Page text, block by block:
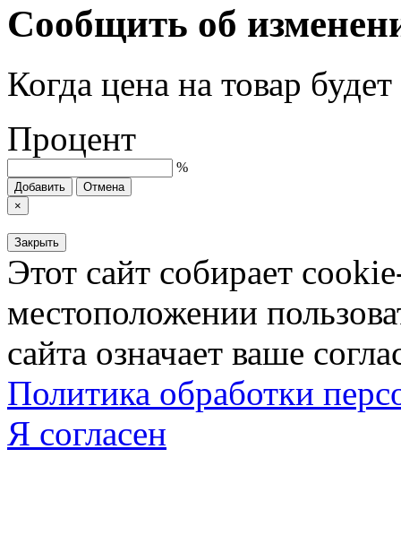
Сообщить об
Когда цена на товар
Процент
%
Добавить
Отмена
×
Закрыть
Этот сайт собирает
местоположении
сайта означает ваше
Политика обработки
Я согласен